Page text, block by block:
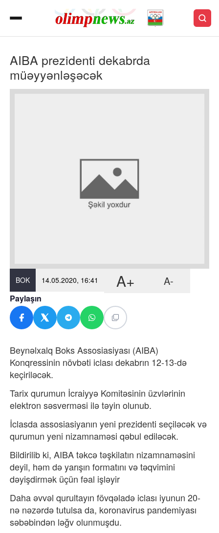
AIBA prezidenti dekabrda
müəyyənləşəcək
BOK 14.05.2020, 16:41 A+ A-
Paylaşın
Beynəlxalq Boks Assosiasiyası (AIBA)
Konqressinin növbəti iclası dekabrın 12-13-də
keçiriləcək.
Tarix qurumun İcraiyyə Komitəsinin üzvlərinin
elektron səsverməsi ilə təyin olunub.
İclasda assosiasiyanın yeni prezidenti seçiləcək və
qurumun yeni nizamnaməsi qəbul ediləcək.
Bildirilib ki, AIBA təkcə təşkilatın nizamnaməsini
deyil, həm də yarışın formatını və təqvimini
dəyişdirmək üçün fəal işləyir
Daha əvvəl qurultayın fövqəladə iclası iyunun 20-
nə nəzərdə tutulsa da, koronavirus pandemiyası
səbəbindən ləğv olunmuşdu.